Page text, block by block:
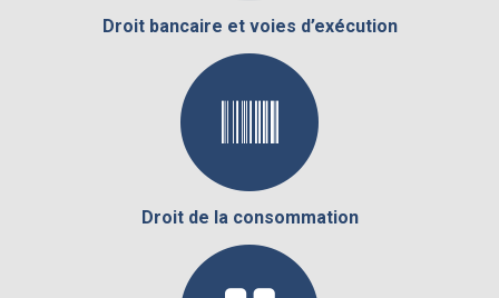
Droit bancaire et voies d’exécution
Droit de la consommation